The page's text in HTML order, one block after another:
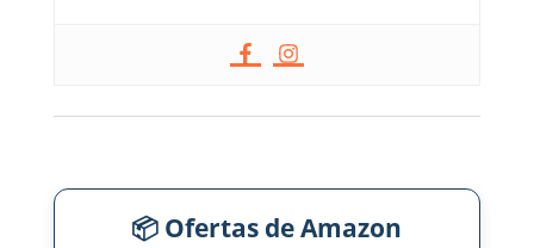
📦 Ofertas de Amazon